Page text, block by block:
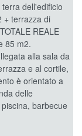
dell'edificio
+ terrazza di
REALE
85 m2.
alla sala da
e al cortile,
è orientato a
delle
barbecue